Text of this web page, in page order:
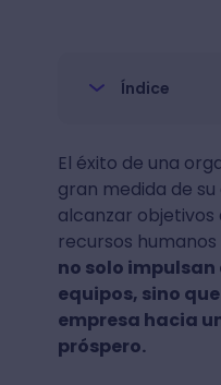
Índice
El éxito de una
gran medida de
alcanzar
recursos humanos
no solo
equipos, sino
empresa hacia
próspero.